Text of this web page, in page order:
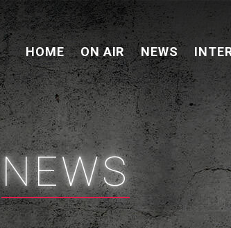
HOME ON AIR NEWS
NEWS